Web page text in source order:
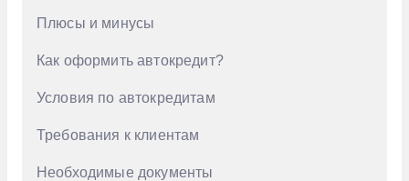
Geely
Genesis
Haval
Honda
Плюсы и минусы
Как оформить автокредит?
Условия по автокредитам
Требования к клиентам
Необходимые документы